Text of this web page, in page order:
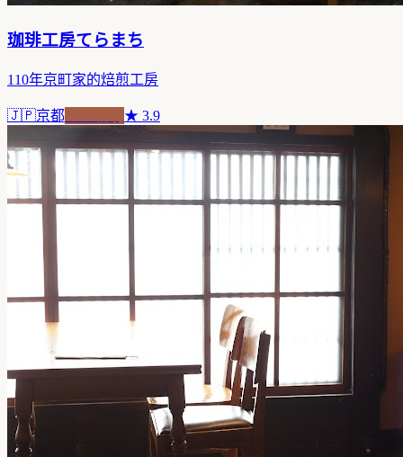
珈琲工房てらまち
110年京町家的焙煎工房
🇯🇵京都 ★ 3.9